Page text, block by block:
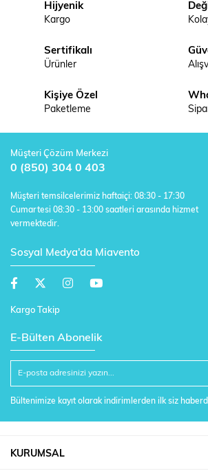
Hijyenik
Kargo
Sertifikalı
Ürünler
Kişiye Özel
Paketleme
Müşteri Çözüm Merkezi
0 (850) 304 0 403
Müşteri temsilcelerimiz haftaiçi: 08:30 - 17:30
Cumartesi 08:30 - 13:00 saatleri arasında hizmet
vermektedir.
Sosyal Medya'da Miavento
Kargo Takip
E-Bülten Abonelik
Bültenimize kayıt olarak indirimlerden ilk siz
KURUMSAL